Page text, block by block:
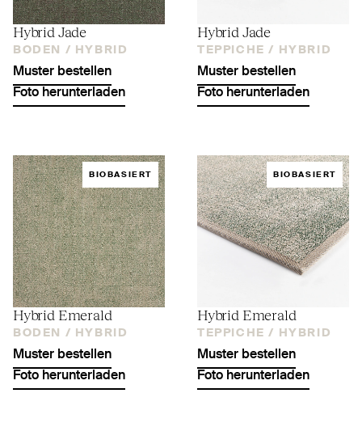
Hybrid Jade
BODEN / HYBRID
Muster bestellen
Foto herunterladen
Hybrid Jade
TEPPICHE / HYBRID
Muster bestellen
Foto herunterladen
BIOBASIERT
Hybrid Emerald
BODEN / HYBRID
Muster bestellen
Foto herunterladen
BIOBASIERT
Hybrid Emerald
TEPPICHE / HYBRID
Muster bestellen
Foto herunterladen